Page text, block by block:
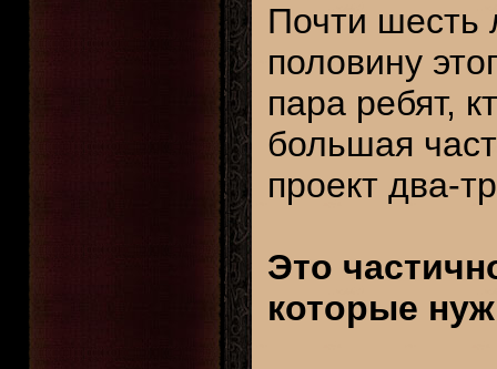
Почти шесть
половину
пара ребят,
большая
проект два-
Это
которые